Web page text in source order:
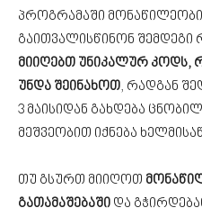
პროგრამაში
გაითვალისწინონ შემდეგი
მიიღებთ უნიკალურ
უნდა შეინახოთ, რადგან
3 მაისიდან გახდება
მეშვეობით იქნება
თუ გსურთ მიიღოთ
გათამაშებაში და